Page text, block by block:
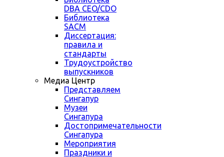
DBA CEO/CDO
Библиотека
SACM
Диссертация:
правила и
стандарты
Трудоустройство
выпускников
Медиа Центр
Представляем
Сингапур
Музеи
Сингапура
Достопримечательности
Сингапура
Мероприятия
Праздники и